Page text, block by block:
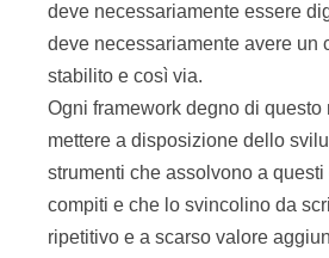
deve necessariamente essere
deve necessariamente avere un
stabilito e così via.
Ogni framework degno di questo
mettere a disposizione dello
strumenti che assolvono a
compiti e che lo svincolino da
ripetitivo e a scarso valore